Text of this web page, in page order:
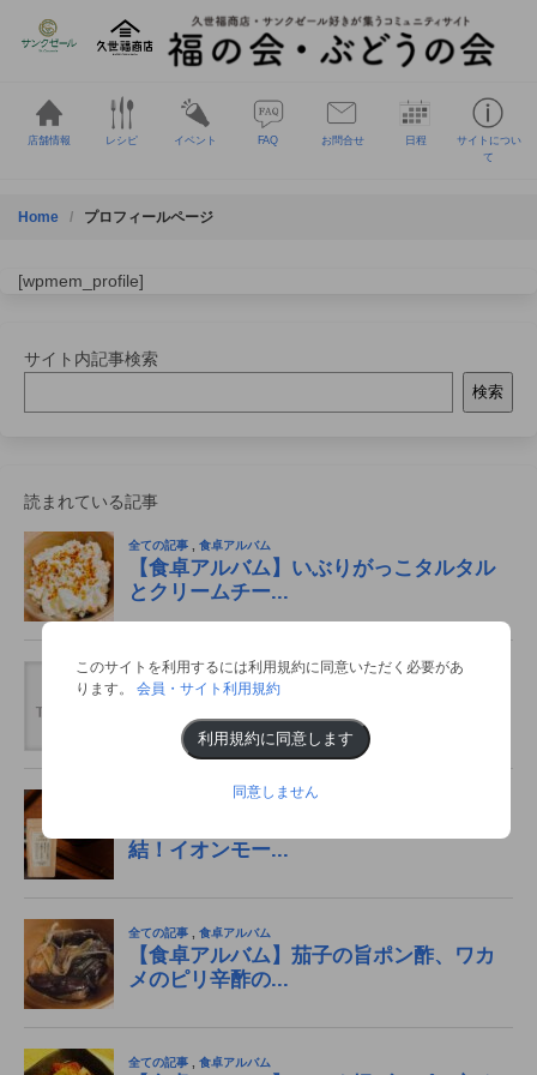
店舗情報 レシピ イベント FAQ お問合せ 日程
サイトについ
て
Home プロフィールページ
[wpmem_profile]
サイト内記事検索
検索
読まれている記事
このサイトを利用するには利用規約に同意いただく必要があ
ります。会員・サイト利用規約
利用規約に同意します
同意しません